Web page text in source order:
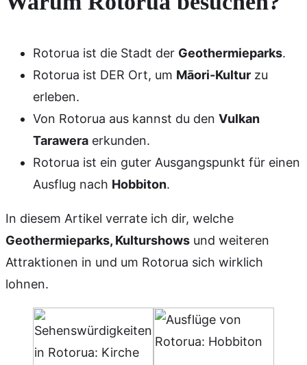
Rotorua ist die Stadt der Geothermieparks.
Rotorua ist DER Ort, um Māori-Kultur zu
erleben.
Von Rotorua aus kannst du den Vulkan
Tarawera erkunden.
Rotorua ist ein guter Ausgangspunkt für einen
Ausflug nach Hobbiton.
In diesem Artikel verrate ich dir, welche
Geothermieparks, Kulturshows und weiteren
Attraktionen in und um Rotorua sich wirklich
lohnen.